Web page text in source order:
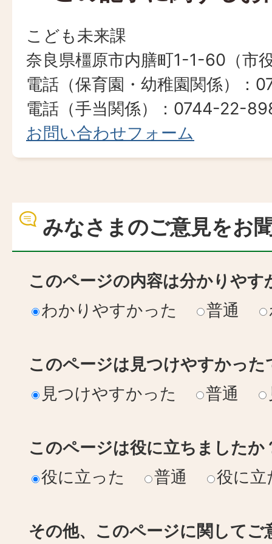
こども未来課
奈良県橿原市内膳町1-1-60（市
電話（保育園・幼稚園関係）：
電話（手当関係）：0744-22-
お問い合わせフォーム
みなさまのご意見をお
このページの内容は分かりやす
わかりやすかった
普通
このページは見つけやすかった
見つけやすかった
普通
このページは役に立ちましたか
役に立った
普通 役に立
その他、このページに関して